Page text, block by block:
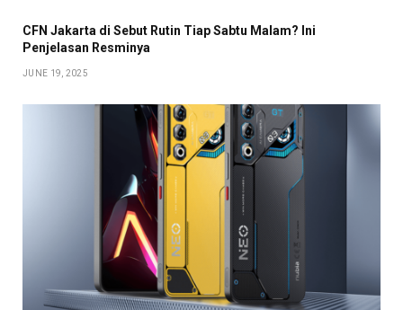
CFN Jakarta di Sebut Rutin Tiap Sabtu Malam? Ini
Penjelasan Resminya
JUNE 19, 2025